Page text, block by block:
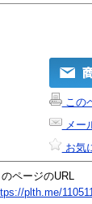
この
メー
お気
のページのURL
plth.me/